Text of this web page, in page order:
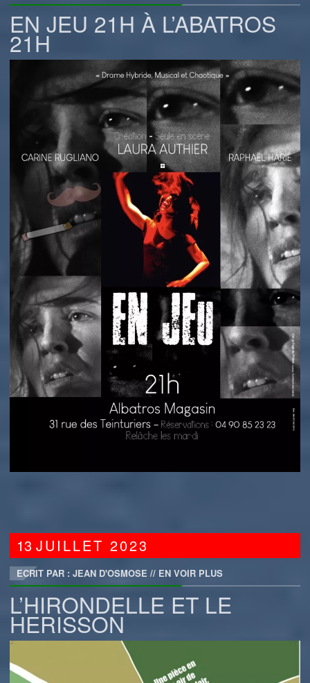
EN JEU 21H À L’ABATROS
21H
13JUILLET2023
ECRIT PAR : JEAN D'OSMOSE // EN VOIR PLUS
L’HIRONDELLE ET LE
HERISSON